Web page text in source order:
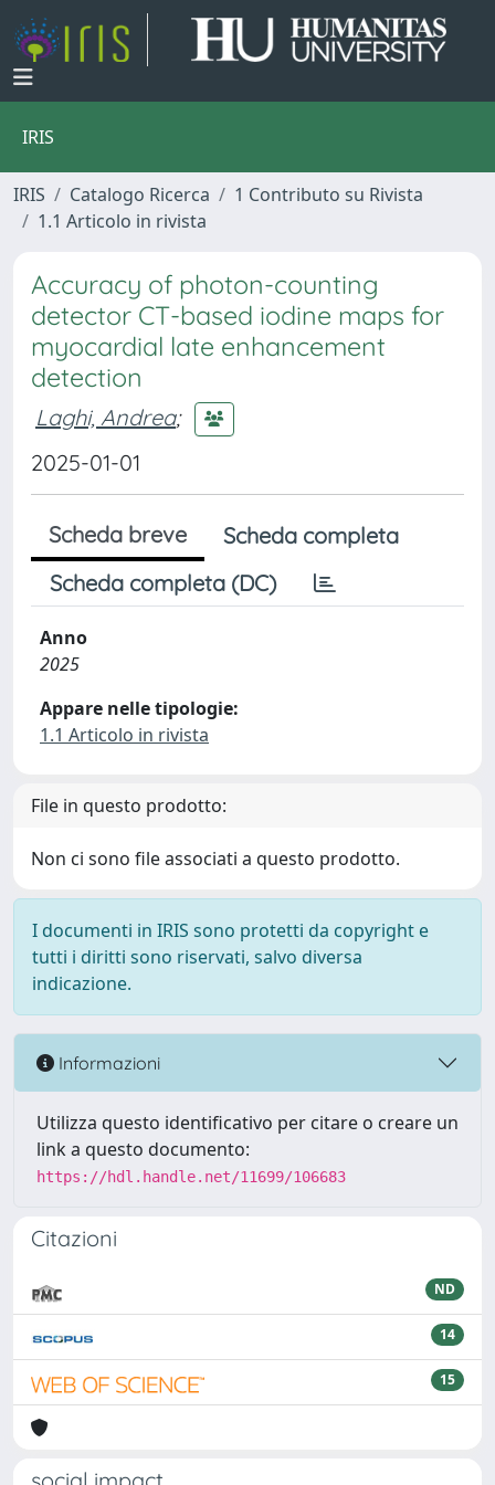
IRIS
IRIS Catalogo Ricerca
1 Contributo su Rivista
1.1 Articolo in rivista
Accuracy of photon-counting
detector CT-based iodine maps for
myocardial late enhancement
detection
Laghi, Andrea;
2025-01-01
Scheda breve
Scheda completa
Scheda completa (DC)
Anno
2025
Appare nelle tipologie:
1.1 Articolo in rivista
File in questo prodotto:
Non ci sono file associati a questo prodotto.
I documenti in IRIS sono protetti da copyright e
tutti i diritti sono riservati, salvo diversa
indicazione.
Informazioni
Utilizza questo identificativo per citare o creare un
link a questo documento:
https://hdl.handle.net/11699/106683
Citazioni
ND
14
15